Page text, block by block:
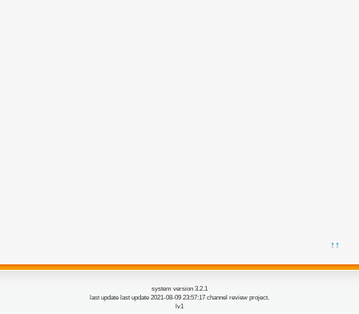
↑↑
system version 3.2.1
last update last update 2021-08-09 23:57:17 channel review project.
lv1